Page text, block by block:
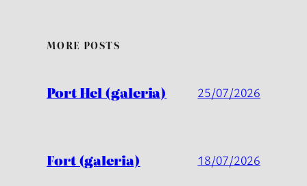
MORE POSTS
Port Hel (galeria) 25/07/2026
Fort (galeria) 18/07/2026